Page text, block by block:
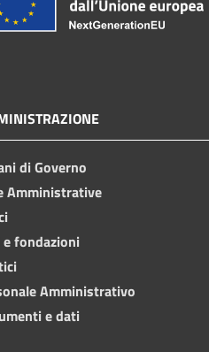
di Governo
Amministrative
fondazioni
Amministrativo
e dati